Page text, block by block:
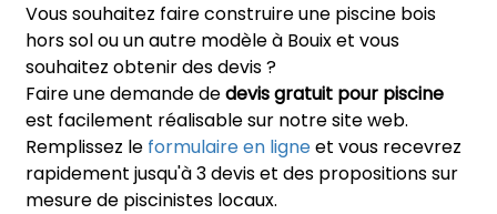
Vous souhaitez faire construire une piscine bois
hors sol ou un autre modèle à Bouix et vous
souhaitez obtenir des devis ?
Faire une demande dedevis gratuit pour piscine
est facilement réalisable sur notre site web.
Remplissez le formulaire en ligneet vous recevrez
rapidement jusqu'à 3 devis et des propositions sur
mesure de piscinistes locaux.